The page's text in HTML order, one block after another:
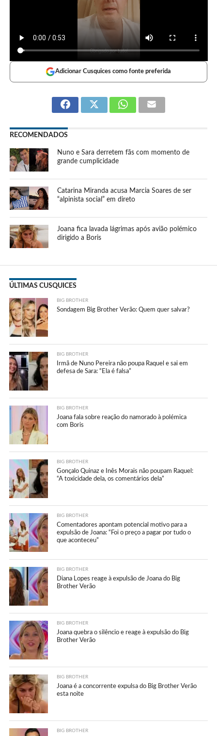
Adicionar Cusquices como fonte preferida
RECOMENDADOS
Nuno e Sara derretem fãs com momento de
grande cumplicidade
Catarina Miranda acusa Marcia Soares de ser
“alpinista social” em direto
Joana fica lavada lágrimas após avião polémico
dirigido a Boris
ÚLTIMAS CUSQUICES
BIG BROTHER
Sondagem Big Brother Verão: Quem quer salvar?
BIG BROTHER
Irmã de Nuno Pereira não poupa Raquel e sai em
defesa de Sara: “Ela é falsa”
BIG BROTHER
Joana fala sobre reação do namorado à polémica
com Boris
BIG BROTHER
Gonçalo Quinaz e Inês Morais não poupam Raquel:
“A toxicidade dela, os comentários dela”
BIG BROTHER
Comentadores apontam potencial motivo para a
expulsão de Joana: “Foi o preço a pagar por tudo o
que aconteceu”
BIG BROTHER
Diana Lopes reage à expulsão de Joana do Big
Brother Verão
BIG BROTHER
Joana quebra o silêncio e reage à expulsão do Big
Brother Verão
BIG BROTHER
Joana é a concorrente expulsa do Big Brother Verão
esta noite
BIG BROTHER